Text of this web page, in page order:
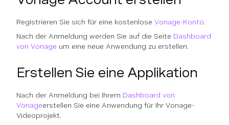
Registrieren Sie sich für eine kostenlose Vonage-Konto.
Nach der Anmeldung werden Sie auf die Seite Dashboard
von Vonage um eine neue Anwendung zu erstellen.
Erstellen Sie eine Applikation
Nach der Anmeldung bei Ihrem Dashboard von
Vonageerstellen Sie eine Anwendung für Ihr Vonage-
Videoprojekt.